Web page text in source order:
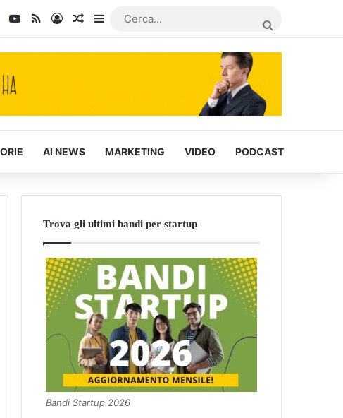
You Tube
RSSAccediArticoli Casuali
Barra laterale
AI NEWS MARKETING VIDEO PODCAST
Trova gli ultimi bandi per startup
Bandi Startup 2026